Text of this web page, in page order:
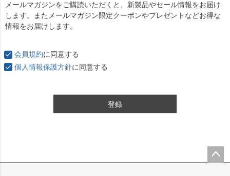
須
)
メールマガジンをご購読いただくと、新製品やセール情報をお届け
します。またメールマガジン限定クーポンやプレゼントなどお得な
情報をお届けします。
会員規約に同意する
個人情報保護方針に同意する
登録